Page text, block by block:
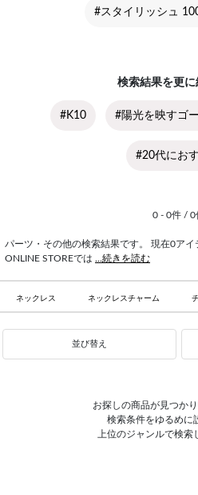
#スタイリッシュ
検索結果を更
#K10 #陽光を映すゴ
#20代にお
0 - 0件 / 0
パーツ・その他の検索結果です。 現在0ア
ONLINE STOREでは ...続きを読む
ネックレス ネックレスチャーム
並び替え
お探しの商品が見つか
検索条件をゆるめに
上位のジャンルで検索